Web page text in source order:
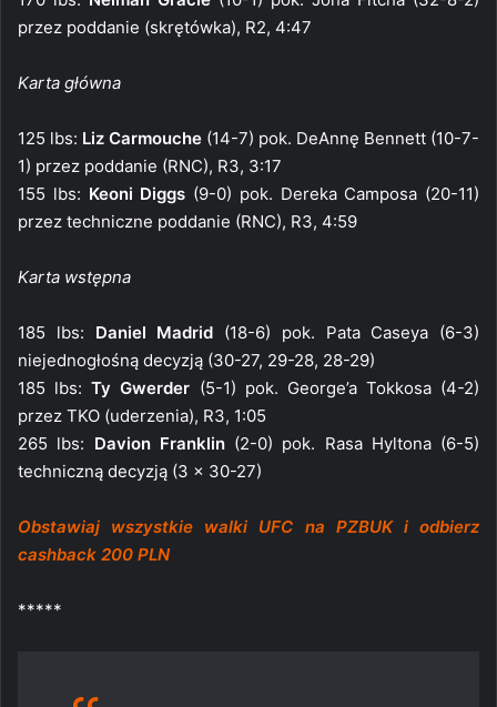
przez poddanie (skrętówka), R2, 4:47
Karta główna
125 lbs: Liz Carmouche (14-7) pok. DeAnnę Bennett (10-7-
1) przez poddanie (RNC), R3, 3:17
155 lbs: Keoni Diggs (9-0) pok. Dereka Camposa (20-11)
przez techniczne poddanie (RNC), R3, 4:59
Karta wstępna
185 lbs: Daniel Madrid (18-6) pok. Pata Caseya (6-3)
niejednogłośną decyzją (30-27, 29-28, 28-29)
185 lbs:Ty Gwerder (5-1) pok. George’a Tokkosa (4-2)
przez TKO (uderzenia), R3, 1:05
265 lbs: Davion Franklin(2-0) pok. Rasa Hyltona (6-5)
techniczną decyzją (3 x 30-27)
Obstawiaj wszystkie walki UFC na PZBUK i odbierz
cashback 200 PLN
*****